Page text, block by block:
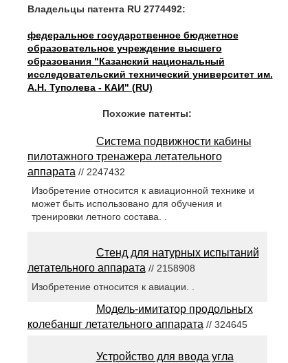
Владельцы патента RU 2774492:
федеральное государственное бюджетное
образовательное учреждение высшего
образования "Казанский национальный
исследовательский технический университет им.
А.Н. Туполева - КАИ" (RU)
Похожие патенты:
Система подвижности кабины
пилотажного тренажера летательного
аппарата // 2247432
Изобретение относится к авиационной технике и
может быть использовано для обучения и
тренировки летного состава. .
Стенд для натурных испытаний
летательного аппарата // 2158908
Изобретение относится к авиации. .
Модель-имитатор продольньгх
колебаншг летательного аппарата // 324645
Устройство для ввода угла